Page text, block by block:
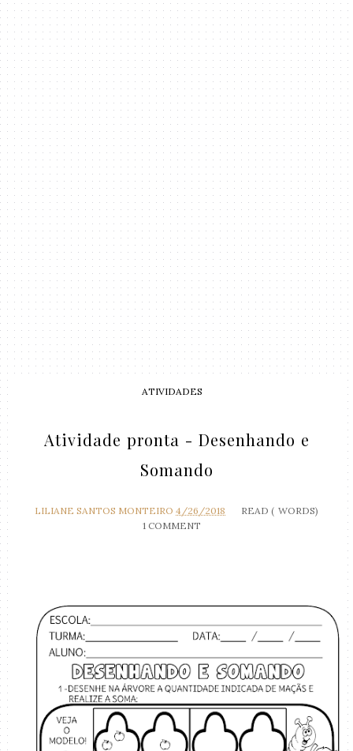
ATIVIDADES
Atividade pronta - Desenhando e
Somando
LILIANE SANTOS MONTEIRO 4/26/2018 READ ( WORDS)
1 COMMENT